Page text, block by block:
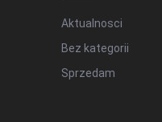
Aktualnosci
Bez kategorii
Sprzedam